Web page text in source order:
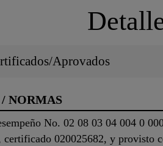
Aprovados
NORMAS
No. 02 08 03 04 004 0
020025682, y provisto